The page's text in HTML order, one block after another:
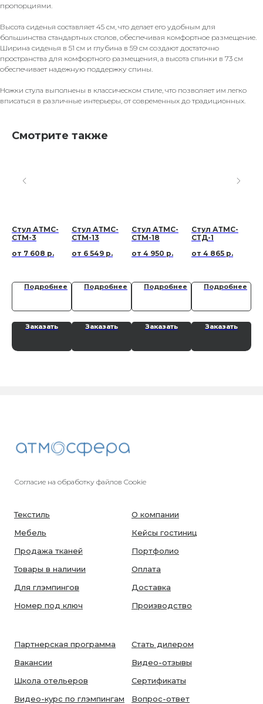
пропорциями.
Высота сиденья составляет 45 см, что делает его удобным для
большинства стандартных столов, обеспечивая комфортное размещение.
Ширина сиденья в 51 см и глубина в 59 см создают достаточно
пространства для комфортного размещения, а высота спинки в 73 см
обеспечивает надежную поддержку спины.
Ножки стула выполнены в классическом стиле, что позволяет им легко
вписаться в различные интерьеры, от современных до традиционных.
Смотрите также
Стул АТМС-
СТМ-3
7 608 р.
Подробнее
Заказать
Стул АТМС-
СТМ-13
6 549 р.
Подробнее
Заказать
Стул АТМС-
СТМ-18
4 950 р.
Подробнее
Заказать
Стул АТМС-
СТД-1
4 865 р.
Подробнее
Заказать
Согласие на обработку файлов Cookie
Текстиль
Мебель
Продажа тканей
Товары в наличии
Для глэмпингов
Номер под ключ
О компании
Кейсы гостиниц
Портфолио
Оплата
Доставка
Производство
Партнерская программа
Вакансии
Школа отельеров
Видео-курс по глэмпингам
Стать дилером
Видео-отзывы
Сертификаты
Вопрос-ответ